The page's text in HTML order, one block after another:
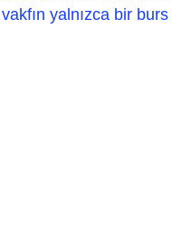
yalnızca bir burs